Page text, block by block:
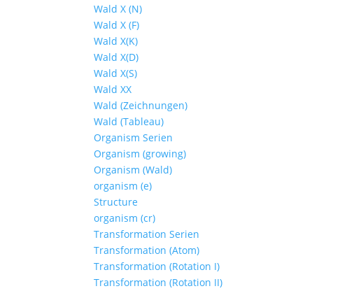
Wald X (N)
Wald X (F)
Wald X(K)
Wald X(D)
Wald X(S)
Wald XX
Wald (Zeichnungen)
Wald (Tableau)
Organism Serien
Organism (growing)
Organism (Wald)
organism (e)
Structure
organism (cr)
Transformation Serien
Transformation (Atom)
Transformation (Rotation I)
Transformation (Rotation II)